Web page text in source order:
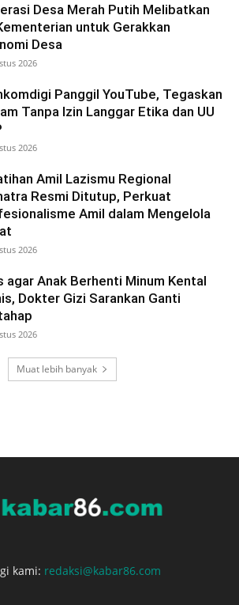
Desa Merah Putih Melibatkan
untuk Gerakkan
Desa
2026
Panggil YouTube, Tegaskan
Tanpa Izin Langgar Etika dan UU
2026
Amil Lazismu Regional
Resmi Ditutup, Perkuat
Amil dalam Mengelola
2026
agar Anak Berhenti Minum Kental
Dokter Gizi Sarankan Ganti
2026
Muat lebih banyak
kami: redaksi@kabar86.com